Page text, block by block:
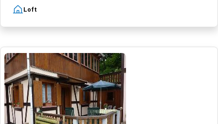
Loft